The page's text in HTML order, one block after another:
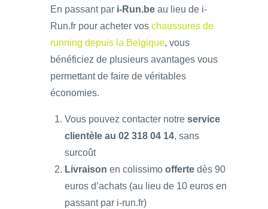
En passant par i-Run.be au lieu de i-
Run.fr pour acheter vos chaussures de
running depuis la Belgique, vous
bénéficiez de plusieurs avantages vous
permettant de faire de véritables
économies.
Vous pouvez contacter notre service
clientèle au 02 318 04 14, sans
surcoût
Livraison en colissimo offerte dès 90
euros d’achats (au lieu de 10 euros en
passant par i-run.fr)